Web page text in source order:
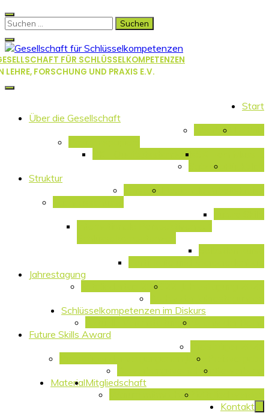
Skip
to
Suchen
FÜR SCHLÜSSELKOMPETENZEN
LEHRE, FORSCHUNG UND PRAXIS E.V.
Start
Über die Gesellschaft
Überblick
SK – Qualitätsstandards
Satzung
Struktur
Vorstand
Jahrestagung
Mitgliedertag 2026
Schlüsselkompetenzen im Diskurs
Aktuelle Veranstaltungen
Future Skills Award
Preisträger der vergangenen Jahre
Bewerbungsverfahren
MaterialMitgliedschaft
Warum mitmachen?
Kontakt